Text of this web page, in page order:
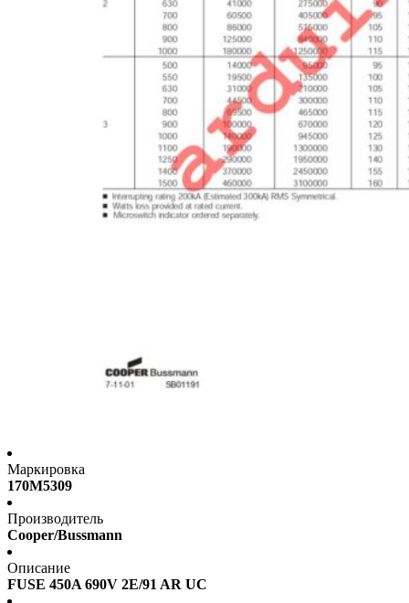
Маркировка
170M5309
Производитель
Cooper/Bussmann
Описание
FUSE 450A 690V 2E/91 AR UC